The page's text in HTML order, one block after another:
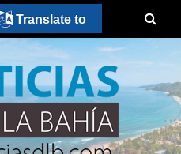
Translate to